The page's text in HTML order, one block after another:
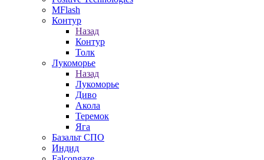
MFlash
Контур
Назад
Контур
Толк
Лукоморье
Назад
Лукоморье
Диво
Акола
Теремок
Яга
Базальт СПО
Индид